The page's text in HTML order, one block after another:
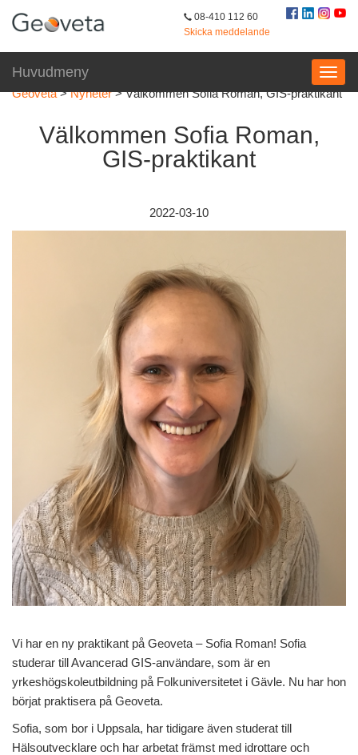
08-410 112 60
Skicka meddelande
Huvudmeny
Geoveta>Nyheter>Välkommen Sofia Roman, GIS-praktikant
Välkommen Sofia Roman,
GIS-praktikant
2022-03-10
Vi har en ny praktikant på Geoveta – Sofia Roman! Sofia
studerar till Avancerad GIS-användare, som är en
yrkeshögskoleutbildning på Folkuniversitetet i Gävle. Nu har hon
börjat praktisera på Geoveta.
Sofia, som bor i Uppsala, har tidigare även studerat till
Hälsoutvecklare och har arbetat främst med idrottare och